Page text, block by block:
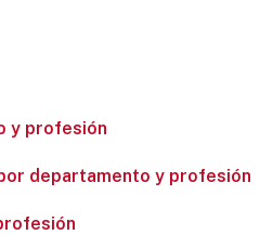
y profesión
departamento y profesión